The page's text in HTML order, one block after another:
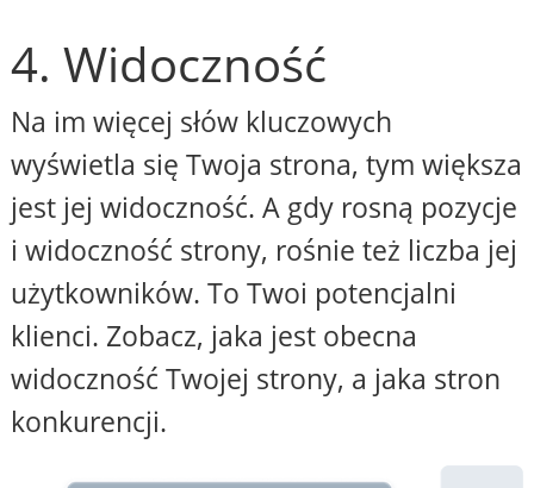
4. Widoczność
Na im więcej słów kluczowych
wyświetla się Twoja strona, tym większa
jest jej widoczność. A gdy rosną pozycje
i widoczność strony, rośnie też liczba jej
użytkowników. To Twoi potencjalni
klienci. Zobacz, jaka jest obecna
widoczność Twojej strony, a jaka stron
konkurencji.